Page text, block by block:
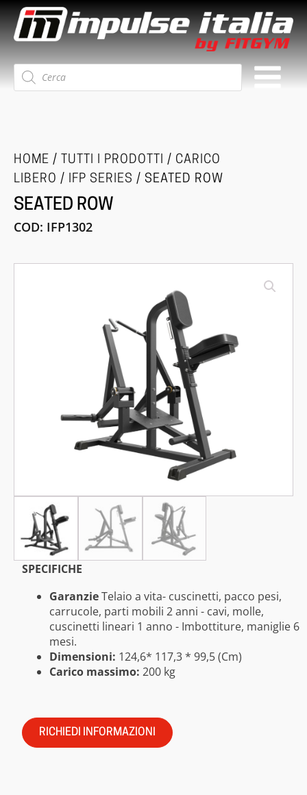
Ricerca
prodotti
HOME / TUTTI I PRODOTTI / CARICO
LIBERO / IFP SERIES / SEATED ROW
SEATED ROW
COD: IFP1302
SPECIFICHE
GaranzieTelaio a vita- cuscinetti, pacco pesi,
carrucole, parti mobili 2 anni - cavi, molle,
cuscinetti lineari 1 anno - Imbottiture, maniglie 6
mesi.
Dimensioni: 124,6* 117,3 * 99,5 (Cm)
Carico massimo: 200 kg
RICHIEDI INFORMAZIONI